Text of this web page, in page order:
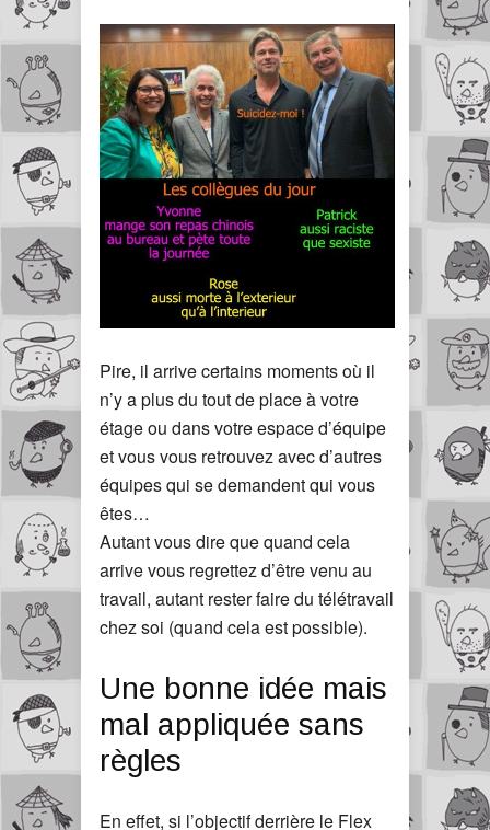
Pire, il arrive certains moments où il
n’y a plus du tout de place à votre
étage ou dans votre espace d’équipe
et vous vous retrouvez avec d’autres
équipes qui se demandent qui vous
êtes…
Autant vous dire que quand cela
arrive vous regrettez d’être venu au
travail, autant rester faire du télétravail
chez soi (quand cela est possible).
Une bonne idée mais
mal appliquée sans
règles
En effet, si l’objectif derrière le Flex